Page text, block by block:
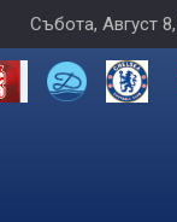
Събота, Август